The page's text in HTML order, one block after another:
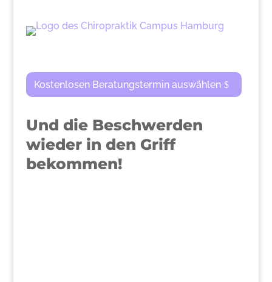
Kostenlosen Beratungstermin auswählen
Und die Beschwerden
wieder in den Griff
bekommen!